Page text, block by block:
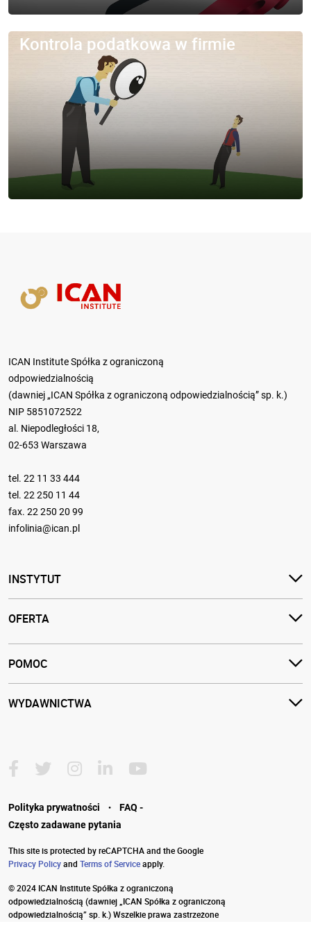
Kontrola podatkowa w firmie
ICAN Institute Spółka z ograniczoną
odpowiedzialnością
(dawniej „ICAN Spółka z ograniczoną odpowiedzialnością” sp. k.)
NIP 5851072522
al. Niepodległości 18,
02-653 Warszawa
tel. 22 11 33 444
tel. 22 250 11 44
fax. 22 250 20 99
infolinia@ican.pl
INSTYTUT
OFERTA
POMOC
WYDAWNICTWA
Polityka prywatności ·
FAQ -
Często zadawane pytania
This site is protected by reCAPTCHA and the Google
Privacy Policyand Terms of Serviceapply.
© 2024 ICAN Institute Spółka z ograniczoną
odpowiedzialnością (dawniej „ICAN Spółka z ograniczoną
odpowiedzialnością” sp. k.) Wszelkie prawa zastrzeżone